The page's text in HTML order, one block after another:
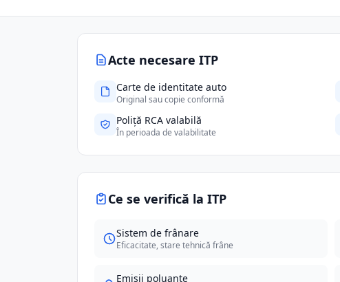
Acte necesare ITP
Carte de identitate auto
Original sau copie conformă
Poliță RCA valabilă
În perioada de valabilitate
Ce se verifică la ITP
Sistem de frânare
Eficacitate, stare tehnică frâne
Emisii poluante